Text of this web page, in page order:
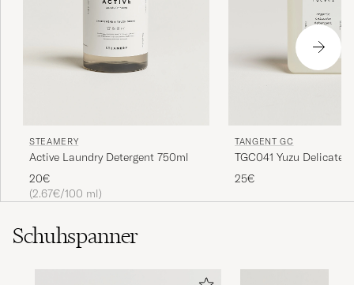
STEAMERY
Active Laundry Detergent 750ml
20€
(2.67€/100 ml)
TANGENT GC
TGC041 Yuzu Delicate
25€
Schuhspanner